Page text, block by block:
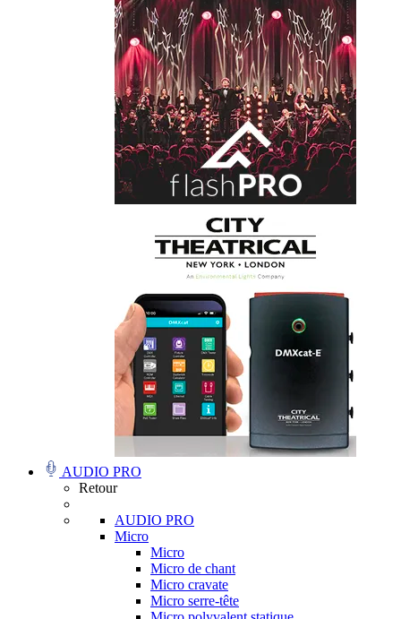
AUDIO PRO
Retour
AUDIO PRO
Micro
Micro
Micro de chant
Micro cravate
Micro serre-tête